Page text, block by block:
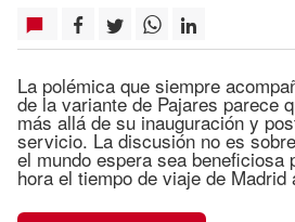
La polémica que siempre
de la variante de Pajares parece
más allá de su inauguración y
servicio. La discusión no es
el mundo espera sea beneficiosa
hora el tiempo de viaje de